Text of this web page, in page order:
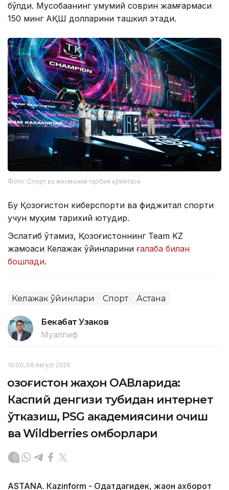
бўлди. Мусобақанинг умумий соврин жамғармаси
150 минг АҚШ долларини ташкил этади.
Фото: Спорт ва жисмоний тарбия қўмитаси
Бу Қозоғистон киберспорти ва фиджитал спорти
учун муҳим тарихий ютуқдир.
Эслатиб ўтамиз, Қозоғистоннинг Team KZ
жамоаси Келажак ўйинларини ғалаба билан
бошлади.
Келажак ўйинлари Спорт Астана
Бекабат Узаков
Муаллиф
10:00, 08 Август 2026
Қозоғистон жаҳон ОАВларида:
Каспий денгизи тубидан интернет
ўтказиш, PSG академиясини очиш
ва Wildberries омборлари
ASTANА. Кazinform - Одатдагидек, жаҳон ахборот